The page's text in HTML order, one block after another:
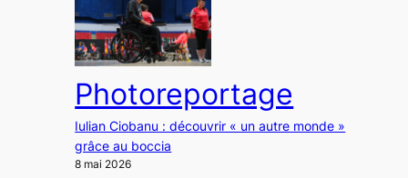
Photoreportage
Iulian Ciobanu : découvrir « un autre monde »
grâce au boccia
8 mai 2026